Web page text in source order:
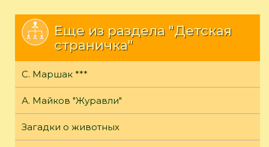
Еще из раздела "Детская
страничка"
С. Маршак ***
А. Майков "Журавли"
Загадки о животных